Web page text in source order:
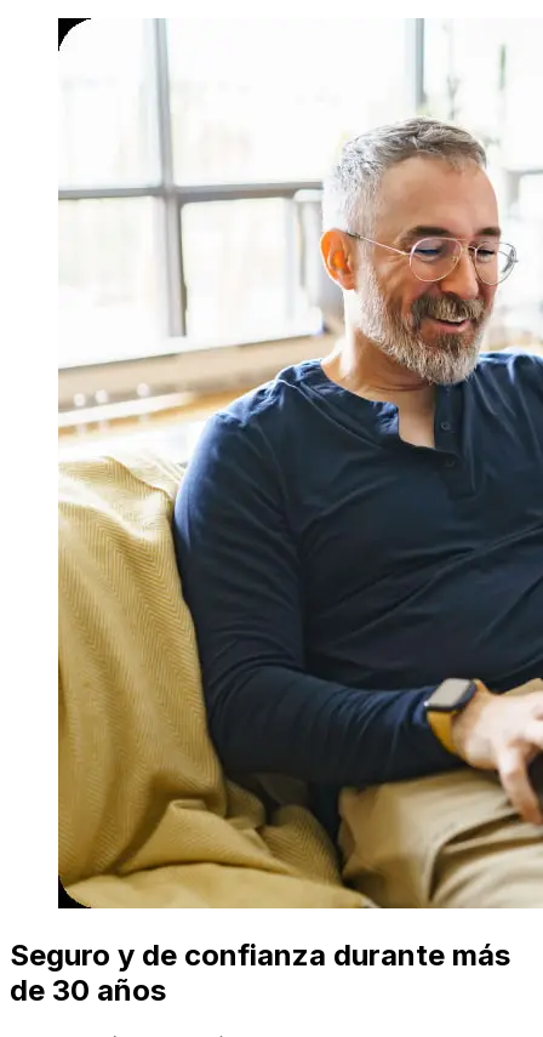
Seguro y de confianza durante más
de 30 años